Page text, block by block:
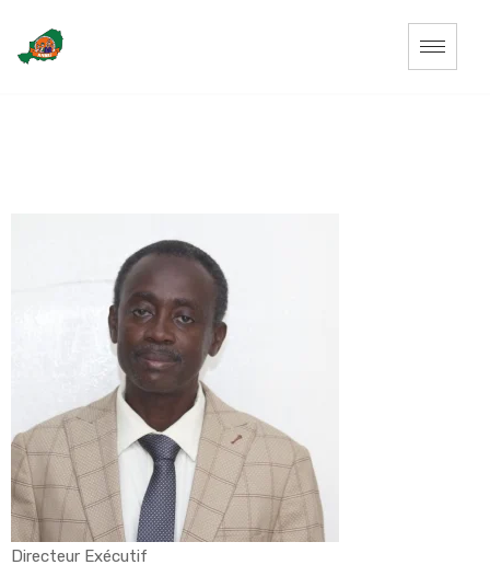
Directeur Exécutif